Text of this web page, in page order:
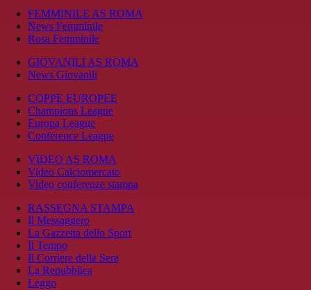
FEMMINILE AS ROMA
News Femminile
Rosa Femminile
GIOVANILI AS ROMA
News Giovanili
COPPE EUROPEE
Champions League
Europa League
Conference League
VIDEO AS ROMA
Video Calciomercato
Video conferenze stampa
RASSEGNA STAMPA
Il Messaggero
La Gazzetta dello Sport
Il Tempo
Il Corriere della Sera
La Repubblica
Leggo